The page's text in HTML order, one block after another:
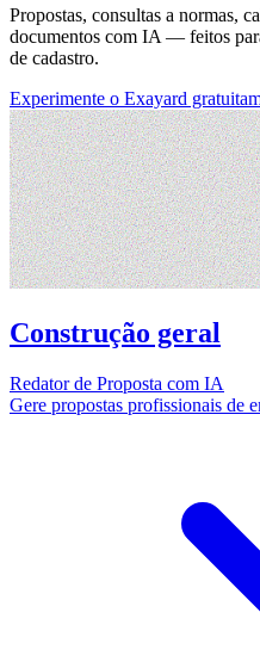
Propostas, consultas a normas,
documentos com IA — feitos
de cadastro.
Experimente o Exayard
Construção geral
Redator de Proposta com IA
Gere propostas profissionais de